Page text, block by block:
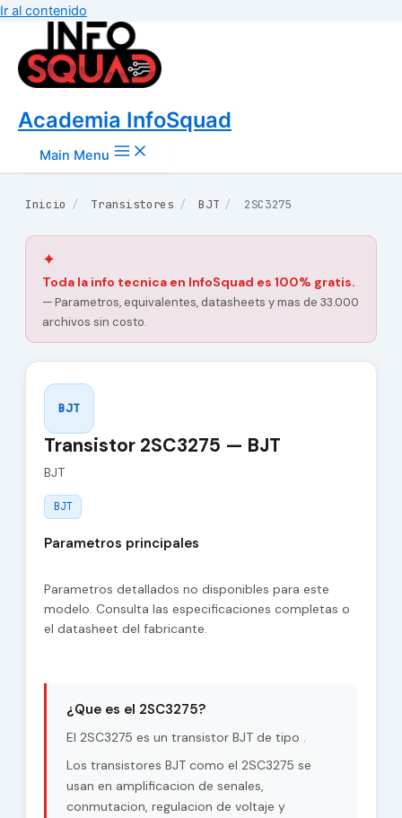
Ir al contenido
Academia InfoSquad
Main Menu
Inicio / Transistores / BJT / 2SC3275
✦
Toda la info tecnica en InfoSquad es 100% gratis.
— Parametros, equivalentes, datasheets y mas de 33.000
archivos sin costo.
BJT
Transistor 2SC3275 — BJT
BJT
BJT
Parametros principales
Parametros detallados no disponibles para este
modelo. Consulta las especificaciones completas o
el datasheet del fabricante.
¿Que es el 2SC3275?
El 2SC3275 es un transistor BJT de tipo .
Los transistores BJT como el 2SC3275 se
usan en amplificacion de senales,
conmutacion, regulacion de voltaje y